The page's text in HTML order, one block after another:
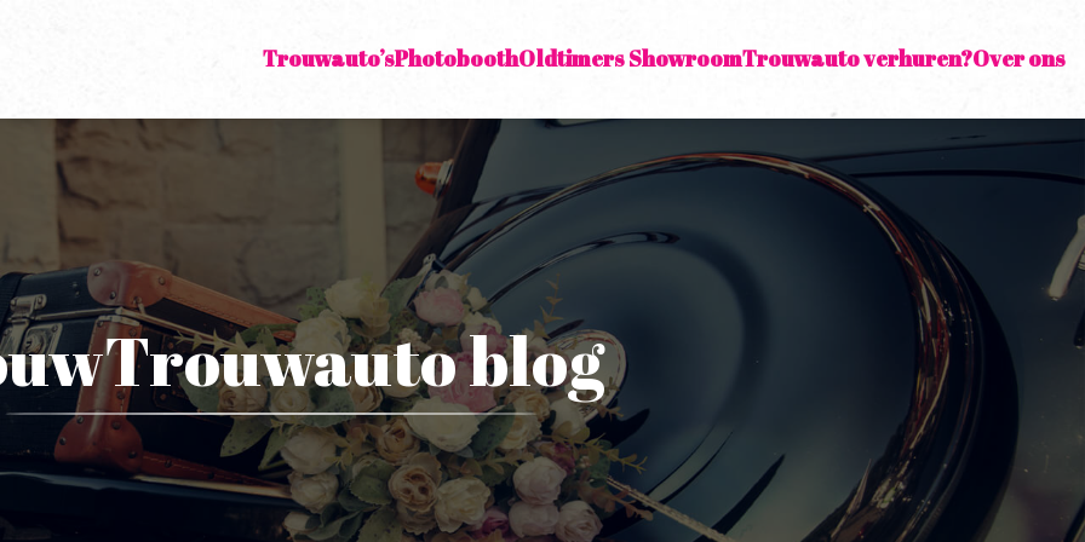
Trouwauto’sPhotoboothOldtimers ShowroomTrouwauto verhuren?Over ons
blog